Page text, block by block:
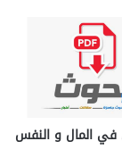
المال و النفس